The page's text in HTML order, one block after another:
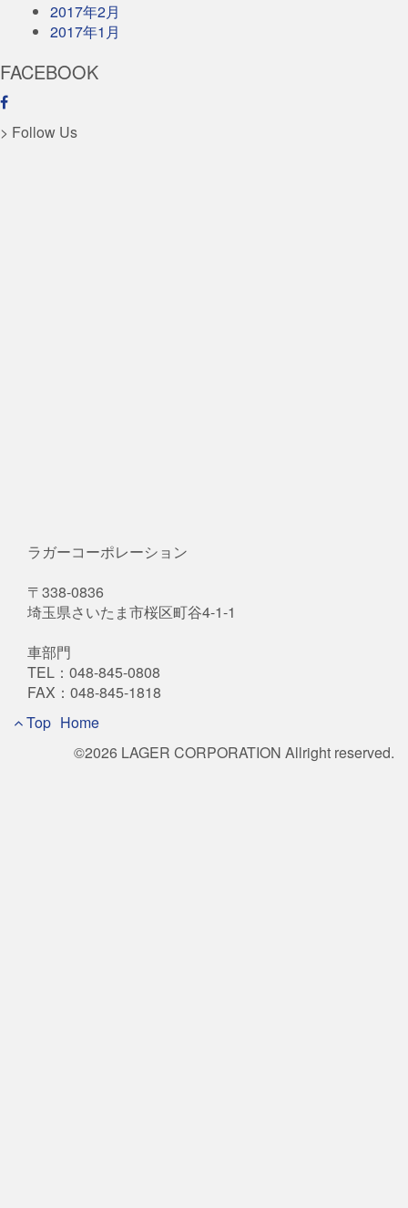
2017年2月
2017年1月
FACEBOOK
> Follow Us
ラガーコーポレーション
〒338-0836
埼玉県さいたま市桜区町谷4-1-1
車部門
TEL：048-845-0808
FAX：048-845-1818
Footer
Menu
Top Home
©2026 LAGER CORPORATION Allright reserved.